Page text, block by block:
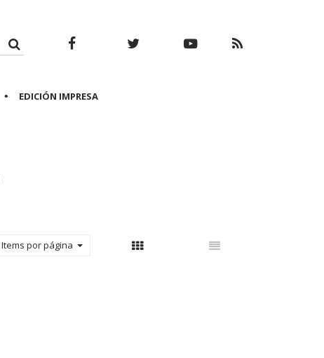
EDICIÓN IMPRESA
Items por página Con thumbnail Sin thumbnail